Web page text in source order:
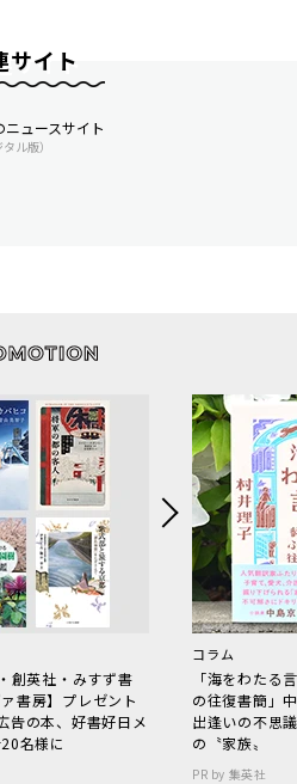
サイト
ュースサイト
ル版）
創英社・みすず書
書房】プレゼント
告の本、好書好日メ
名様に
コラム
「海をわた
の往復書簡」
出逢いの不思
の〝家族〟
PR by 集英社